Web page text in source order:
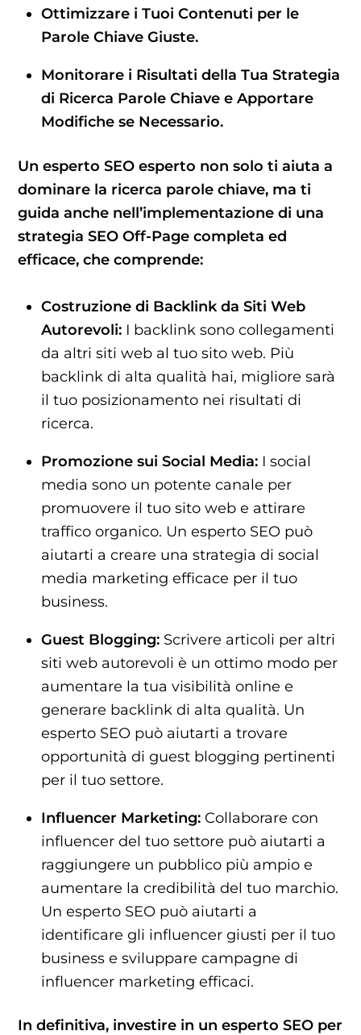
Ottimizzare i Tuoi Contenuti per le
Parole Chiave Giuste.
Monitorare i Risultati della Tua Strategia
di Ricerca Parole Chiave e Apportare
Modifiche se Necessario.
Un esperto SEO esperto non solo ti aiuta a
dominare la ricerca parole chiave, ma ti
guida anche nell’implementazione di una
strategia SEO Off-Page completa ed
efficace, che comprende:
Costruzione di Backlink da Siti Web
Autorevoli: I backlink sono collegamenti
da altri siti web al tuo sito web. Più
backlink di alta qualità hai, migliore sarà
il tuo posizionamento nei risultati di
ricerca.
Promozione sui Social Media: I social
media sono un potente canale per
promuovere il tuo sito web e attirare
traffico organico. Un esperto SEO può
aiutarti a creare una strategia di social
media marketing efficace per il tuo
business.
Guest Blogging: Scrivere articoli per altri
siti web autorevoli è un ottimo modo per
aumentare la tua visibilità online e
generare backlink di alta qualità. Un
esperto SEO può aiutarti a trovare
opportunità di guest blogging pertinenti
per il tuo settore.
Influencer Marketing: Collaborare con
influencer del tuo settore può aiutarti a
raggiungere un pubblico più ampio e
aumentare la credibilità del tuo marchio.
Un esperto SEO può aiutarti a
identificare gli influencer giusti per il tuo
business e sviluppare campagne di
influencer marketing efficaci.
In definitiva, investire in un esperto SEO per